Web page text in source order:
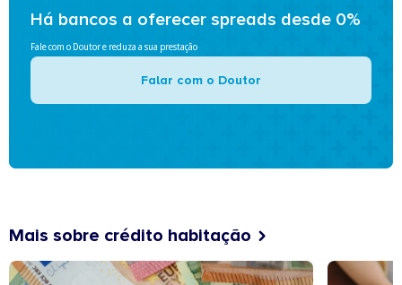
Há bancos a oferecer spreads desde 0%
Fale com o Doutor e reduza a sua prestação
Falar com o Doutor
Mais sobre crédito habitação